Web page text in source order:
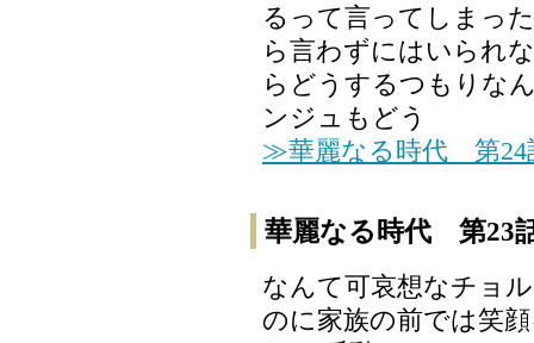
るって言ってしまっ
ら言わずにはいられ
らどうするつもりな
ンジュもどう
≫華麗なる時代 第24
華麗なる時代 第23
なんて可哀想なチョ
のに家族の前では笑